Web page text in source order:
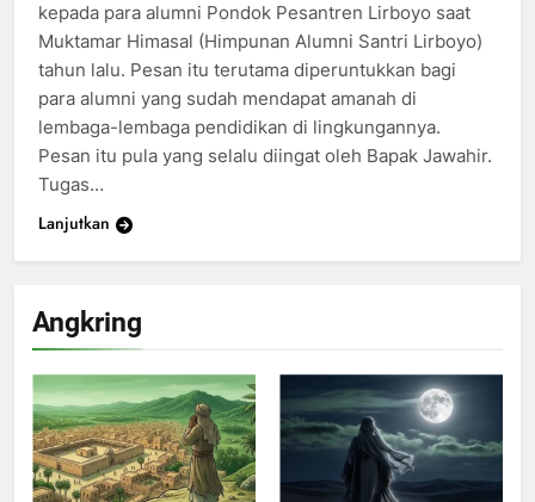
Angkring
200
201
Khutbah jumat: Sejarah
Seebagai Pembangkit Jiwa
kepada para alumni Pondok Pesantren Lirboyo saat
Muktamar Himasal (Himpunan Alumni Santri Lirboyo)
tahun lalu. Pesan itu terutama diperuntukkan bagi
para alumni yang sudah mendapat amanah di
lembaga-lembaga pendidikan di lingkungannya.
Pesan itu pula yang selalu diingat oleh Bapak Jawahir.
Tugas…
Lanjutkan